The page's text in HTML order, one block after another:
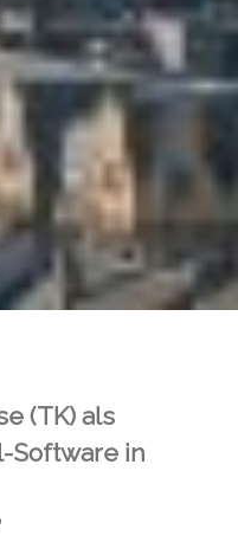
(TK) als
Software in